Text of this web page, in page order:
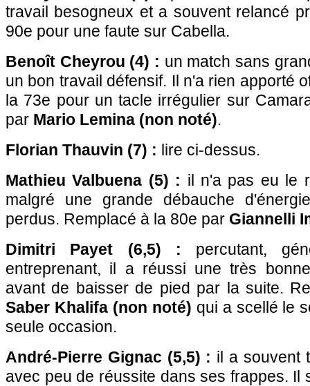
travail besogneux et a souvent relancé
90e pour une faute sur Cabella.
Benoît Cheyrou (4) : un match sans
un bon travail défensif. Il n'a rien apporté
la 73e pour un tacle irrégulier sur
par Mario Lemina (non noté).
Florian Thauvin (7) : lire ci-dessus.
Mathieu Valbuena (5) : il n'a pas eu le
malgré une grande débauche
perdus. Remplacé à la 80e par Giannelli
Dimitri Payet (6,5) : percutant,
entreprenant, il a réussi une très
avant de baisser de pied par la suite.
Saber Khalifa (non noté) qui a scellé le
seule occasion.
André-Pierre Gignac (5,5) : il a souvent
avec peu de réussite dans ses frappes. Il